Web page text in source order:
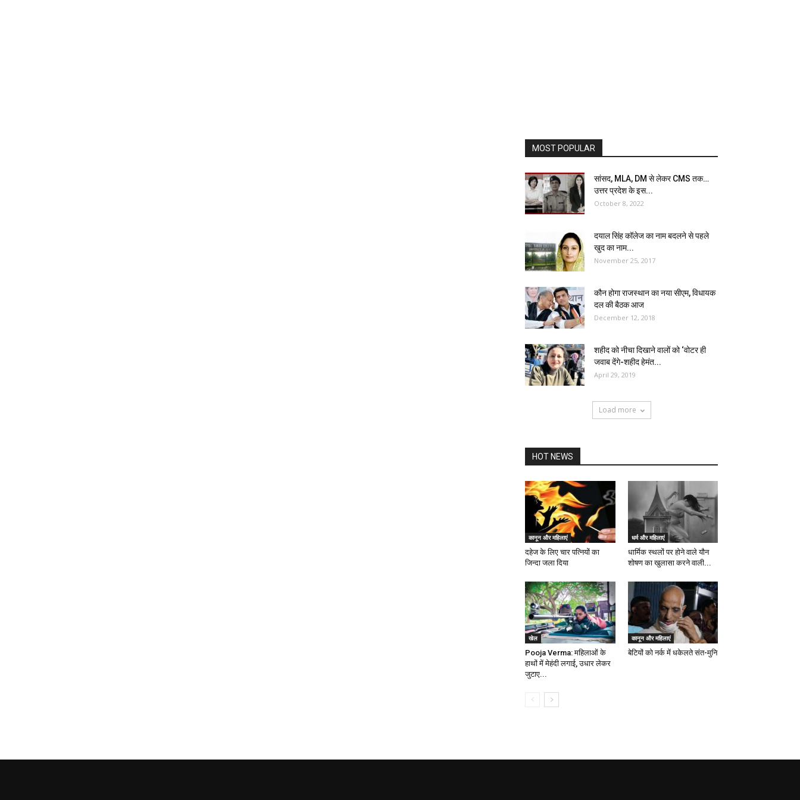
MOST POPULAR
सांसद, MLA, DM से लेकर CMS तक…
उत्तर प्रदेश के इस...
October 8, 2022
दयाल सिंह कॉलेज का नाम बदलने से पहले
खुद का नाम...
November 25, 2017
कौन होगा राजस्थान का नया सीएम, विधायक
दल की बैठक आज
December 12, 2018
शहीद को नीचा दिखाने वालों को ‘वोटर ही
जवाब देंगे-शहीद हेमंत...
April 29, 2019
Load more
HOT NEWS
कानून और महिलाएं
दहेज के लिए चार पत्नियों का
जिन्दा जला दिया
धर्म और महिलाएं
धार्मिक स्थलों पर होने वाले यौन
शोषण का खुलासा करने वाली...
खेल
Pooja Verma: महिलाओं के
हाथों में मेहंदी लगाई, उधार लेकर
जुटाए...
कानून और महिलाएं
बेटियों को नर्क में धकेलते संत-मुनि